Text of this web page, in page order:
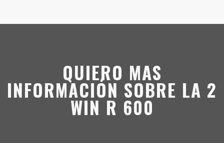
QUIERO MAS
INFORMACIÓN SOBRE LA 2
WIN R 600